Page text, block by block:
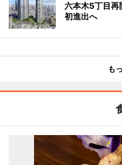
六本木5丁目
初進出へ
も